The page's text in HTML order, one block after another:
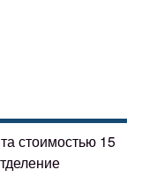
стоимостью 15